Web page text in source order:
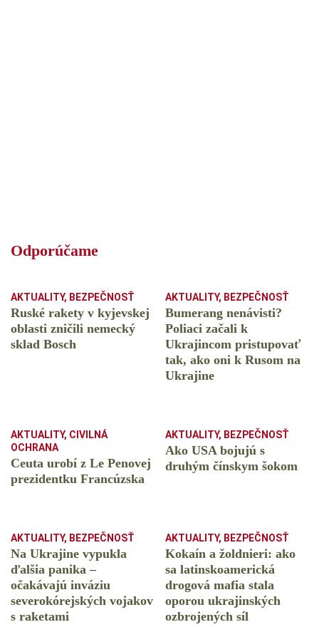
Odporúčame
AKTUALITY, BEZPEČNOSŤ
Ruské rakety v kyjevskej
oblasti zničili nemecký
sklad Bosch
AKTUALITY, BEZPEČNOSŤ
Bumerang nenávisti?
Poliaci začali k
Ukrajincom pristupovať
tak, ako oni k Rusom na
Ukrajine
AKTUALITY, CIVILNÁ
OCHRANA
Ceuta urobí z Le Penovej
prezidentku Francúzska
AKTUALITY, BEZPEČNOSŤ
Ako USA bojujú s
druhým čínskym šokom
AKTUALITY, BEZPEČNOSŤ
Na Ukrajine vypukla
ďalšia panika –
očakávajú inváziu
severokórejských vojakov
s raketami
AKTUALITY, BEZPEČNOSŤ
Kokaín a žoldnieri: ako
sa latinskoamerická
drogová mafia stala
oporou ukrajinských
ozbrojených síl